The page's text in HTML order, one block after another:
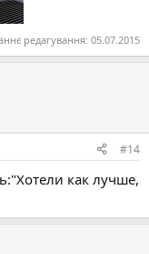
редагування: 05.07.2015
#14
как лучше,